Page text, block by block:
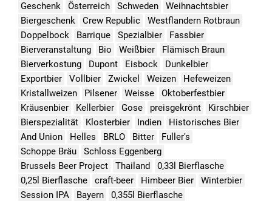
Geschenk
Österreich Schweden
Weihnachtsbier
Biergeschenk
Crew Republic
Westflandern Rotbraun
Doppelbock
Barrique Spezialbier
Fassbier
Bierveranstaltung
Bio Weißbier
Flämisch Braun
Bierverkostung
Dupont Eisbock
Dunkelbier
Exportbier
Vollbier Zwickel Weizen
Hefeweizen
Kristallweizen
Pilsener Weisse
Oktoberfestbier
Kräusenbier
Kellerbier Gose preisgekrönt
Kirschbier
Bierspezialität
Klosterbier Indien
Historisches Bier
And Union
Helles BRLO Bitter
Fuller's
Schoppe Bräu
Schloss Eggenberg
Brussels Beer Project
Thailand
0,33l Bierflasche
0,25l Bierflasche
craft-beer Himbeer Bier
Winterbier
Session IPA
Bayern
0,355l Bierflasche